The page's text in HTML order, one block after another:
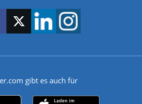
gibt es auch für